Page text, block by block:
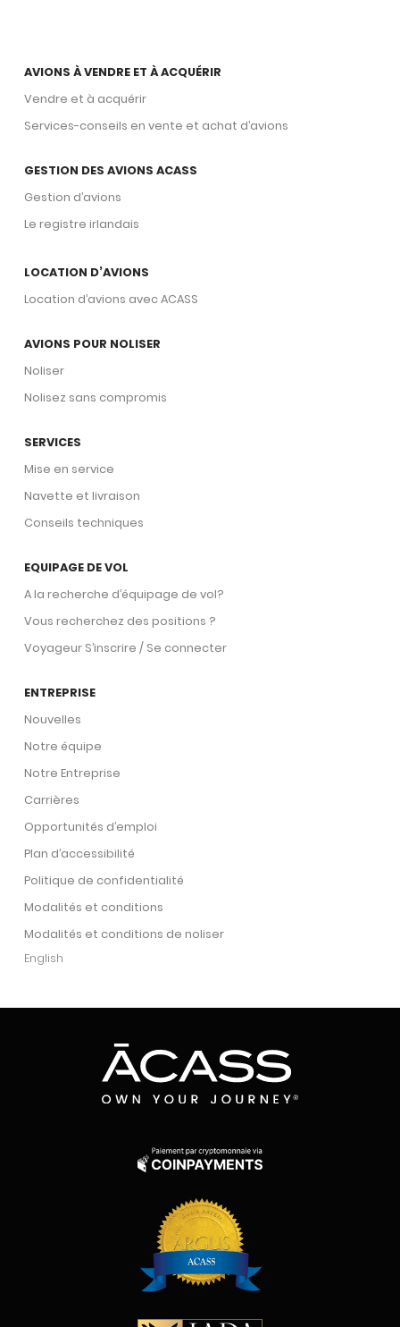
AVIONS À VENDRE ET À ACQUÉRIR
Vendre et à acquérir
Services-conseils en vente et achat d’avions
GESTION DES AVIONS ACASS
Gestion d’avions
Le registre irlandais
LOCATION D’AVIONS
Location d’avions avec ACASS
AVIONS POUR NOLISER
Noliser
Nolisez sans compromis
SERVICES
Mise en service
Navette et livraison
Conseils techniques
EQUIPAGE DE VOL
A la recherche d’équipage de vol?
Vous recherchez des positions ?
Voyageur S’inscrire / Se connecter
ENTREPRISE
Nouvelles
Notre équipe
Notre Entreprise
Carrières
Opportunités d’emploi
Plan d’accessibilité
Politique de confidentialité
Modalités et conditions
Modalités et conditions de noliser
English